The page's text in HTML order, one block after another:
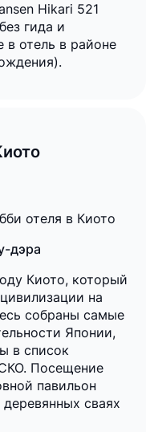
Hikari 521
гида и
в отель в районе
отеля в Киото
дэра
Киото, который
на
собраны самые
Японии,
в список
Посещение
павильон
сваях